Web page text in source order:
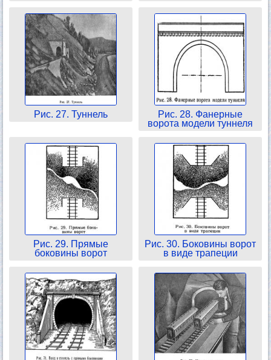
Рис. 27. Туннель
Рис. 28. Фанерные
ворота модели туннеля
Рис. 29. Прямые
боковины ворот
Рис. 30. Боковины ворот
в виде трапеции